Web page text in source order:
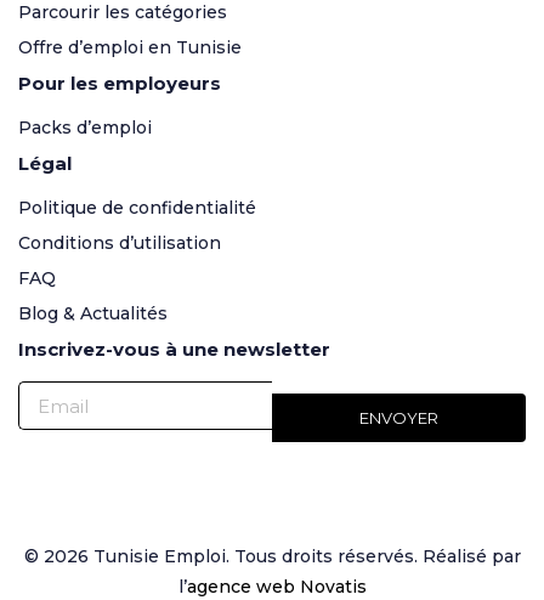
Parcourir les catégories
Offre d’emploi en Tunisie
Pour les employeurs
Packs d’emploi
Légal
Politique de confidentialité
Conditions d’utilisation
FAQ
Blog & Actualités
Inscrivez-vous à une newsletter
© 2026 Tunisie Emploi. Tous droits réservés. Réalisé par
l’agence web Novatis